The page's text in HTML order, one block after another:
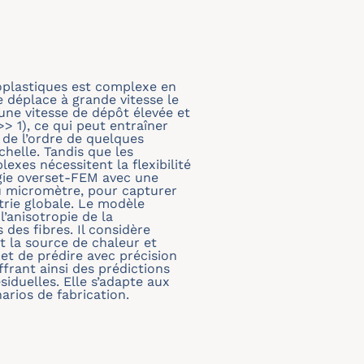
est complexe en
à grande vitesse le
vitesse de dépôt élevée et
1), ce qui peut entraîner
l’ordre de quelques
Tandis que les
nécessitent la flexibilité
overset-FEM avec une
micromètre, pour capturer
globale. Le modèle
de la
fibres. Il considère
la source de chaleur et
de prédire avec précision
ainsi des prédictions
Elle s’adapte aux
de fabrication.